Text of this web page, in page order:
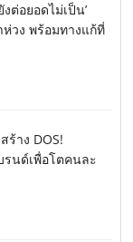
ต่อยอดไม่เป็น’
วง พร้อมทางแก้ที่
ร้าง DOS!
รนด์เพื่อโตคนละ